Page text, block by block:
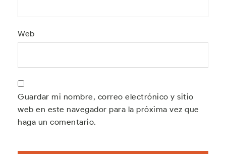
Web
Guardar mi nombre, correo electrónico y sitio
web en este navegador para la próxima vez que
haga un comentario.